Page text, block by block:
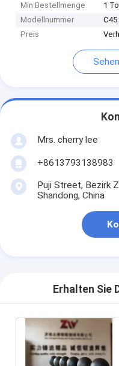
Min Bestellmenge
1
Modellnummer
C45
Preis
Mrs. cherry lee
+8613793138983
Puji Street, Bezirk
Shandong, China
Erhalten Sie